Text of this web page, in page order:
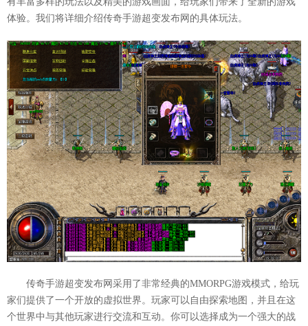
体验。我们将详细介绍传奇手游超变发布网的具体玩法。
传奇手游超变发布网采用了非常经典的MMORPG游戏模式，给玩
家们提供了一个开放的虚拟世界。玩家可以自由探索地图，并且在这
个世界中与其他玩家进行交流和互动。你可以选择成为一个强大的战